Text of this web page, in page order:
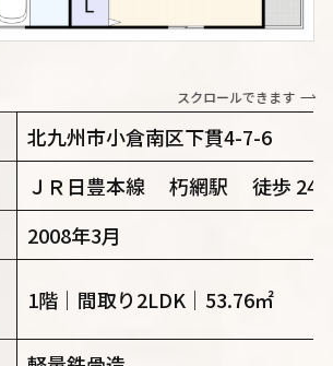
スクロールできます
北九州市小倉南区下貫4-7-6
ＪＲ日豊本線 朽網駅 徒歩 24
2008年3月
1階｜間取り2LDK｜53.76㎡